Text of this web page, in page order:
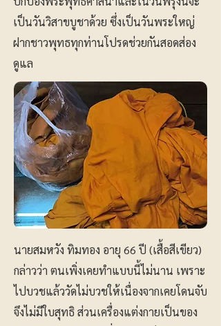
เป็นวันวิสาขบูชาด้วย ซึ่งเป็นวันพระใหญ่
ฝากชาวพุทธทุกท่านโปรดช่วยกันสอดส่อง
ดูแล
นายสมหวัง ทิมทอง อายุ 66 ปี (เสื้อสีเขียว)
กล่าวว่า ตนเพิ่งเคยทำแบบนี้ไม่นาน เพราะ
ไปบวชแล้ววัดไม่บวชให้เนื่องจากเคยโดนจับ
จึงไม่มีใบสุทธิ ส่วนเครื่องแต่งกายเป็นของ